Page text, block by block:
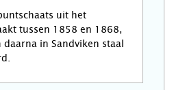
uit het
tussen 1858 en 1868,
in Sandviken staal